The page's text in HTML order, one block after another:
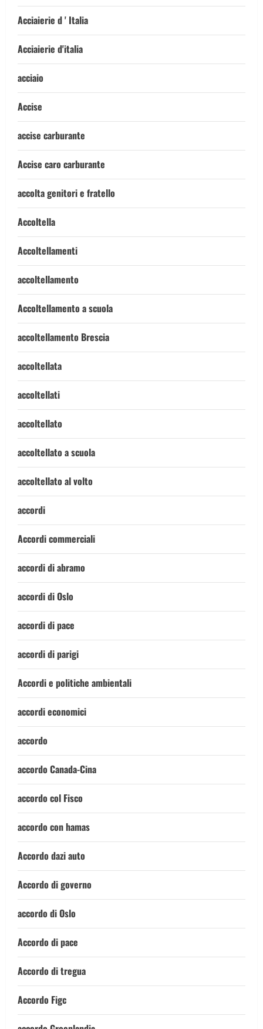
Acciaierie d ' Italia
Acciaierie d'italia
acciaio
Accise
accise carburante
Accise caro carburante
accolta genitori e fratello
Accoltella
Accoltellamenti
accoltellamento
Accoltellamento a scuola
accoltellamento Brescia
accoltellata
accoltellati
accoltellato
accoltellato a scuola
accoltellato al volto
accordi
Accordi commerciali
accordi di abramo
accordi di Oslo
accordi di pace
accordi di parigi
Accordi e politiche ambientali
accordi economici
accordo
accordo Canada-Cina
accordo col Fisco
accordo con hamas
Accordo dazi auto
Accordo di governo
accordo di Oslo
Accordo di pace
Accordo di tregua
Accordo Figc